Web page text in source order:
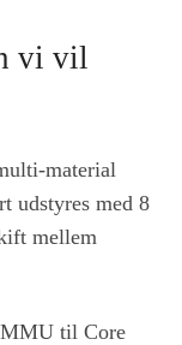
vi vil
material
udstyres med 8
mellem
MMU til Core